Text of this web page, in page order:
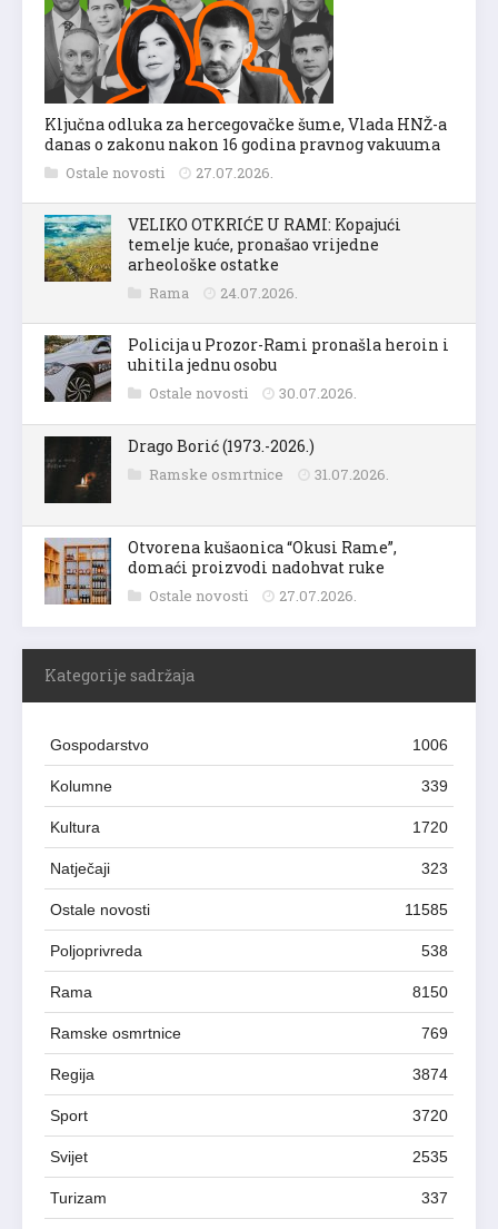
Ključna odluka za hercegovačke šume, Vlada HNŽ-a
danas o zakonu nakon 16 godina pravnog vakuuma
Ostale novosti 27.07.2026.
VELIKO OTKRIĆE U RAMI: Kopajući
temelje kuće, pronašao vrijedne
arheološke ostatke
Rama 24.07.2026.
Policija u Prozor-Rami pronašla heroin i
uhitila jednu osobu
Ostale novosti 30.07.2026.
Drago Borić (1973.-2026.)
Ramske osmrtnice 31.07.2026.
Otvorena kušaonica “Okusi Rame”,
domaći proizvodi nadohvat ruke
Ostale novosti 27.07.2026.
Kategorije sadržaja
Gospodarstvo 1006
Kolumne 339
Kultura 1720
Natječaji 323
Ostale novosti 11585
Poljoprivreda 538
Rama 8150
Ramske osmrtnice 769
Regija 3874
Sport 3720
Svijet 2535
Turizam 337